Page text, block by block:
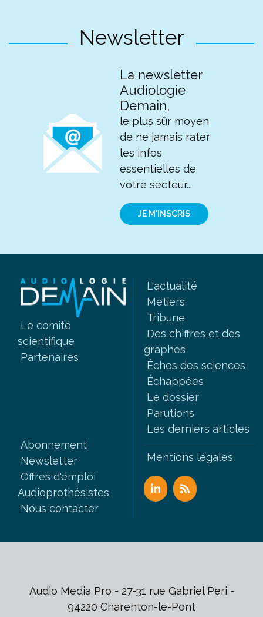
Newsletter
La newsletter
Audiologie
Demain,
le plus sûr moyen
de ne jamais rater
les infos
essentielles de
votre secteur...
JE M'INSCRIS
Le comité
scientifique
Partenaires
L'actualité
Métiers
Tribune
Des chiffres et des
graphes
Échos des sciences
Échappées
Le dossier
Parutions
Les derniers articles
Abonnement
Newsletter
Offres d'emploi
Audioprothésistes
Nous contacter
Mentions légales
Audio Media Pro - 27-31 rue Gabriel Peri -
94220 Charenton-le-Pont